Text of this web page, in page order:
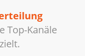
Top-Kanäle